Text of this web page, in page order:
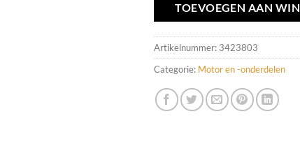
TOEVOEGEN AAN
Artikelnummer: 3423803
Categorie: Motor en -onderdelen